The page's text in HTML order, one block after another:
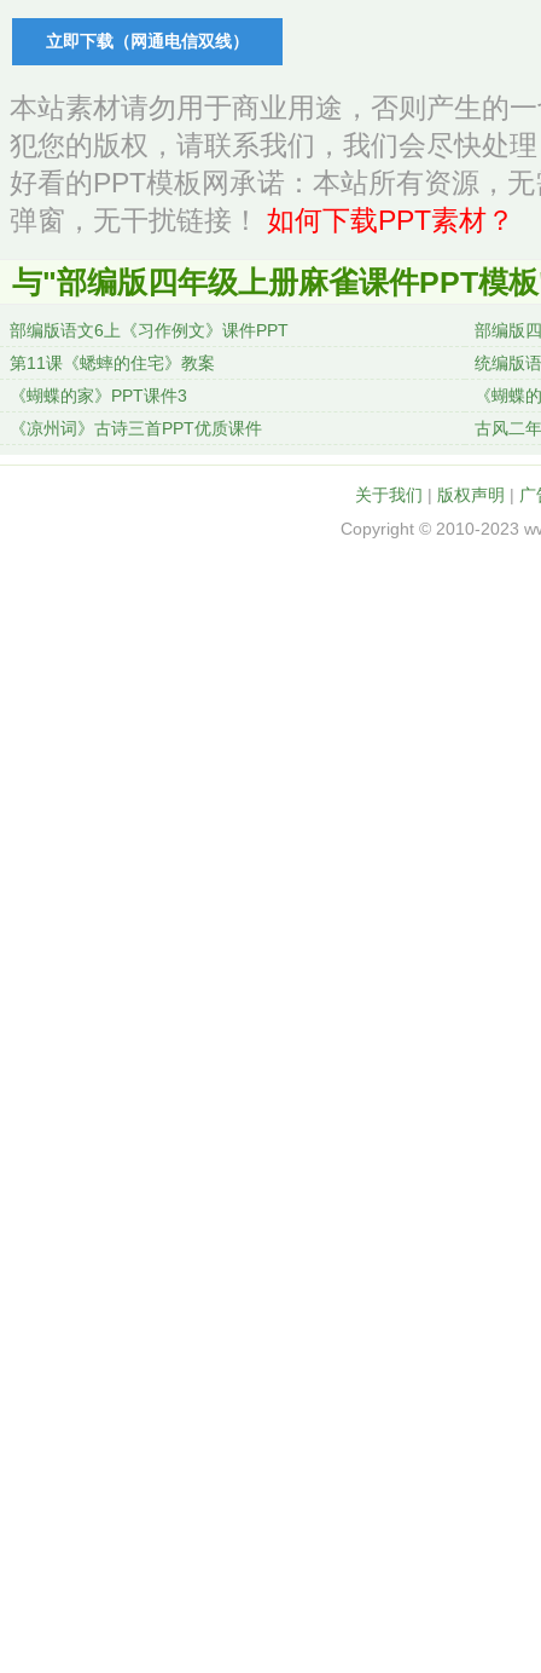
立即下载（网通电信双线）
本站素材请勿用于商业用途，否则产生的
犯您的版权，请联系我们，我们会尽快处
好看的PPT模板网承诺：本站所有资源，
弹窗，无干扰链接！ 如何下载PPT素材？
与"部编版四年级上册麻雀课件PPT模
部编版语文6上《习作例文》课件PPT
部编版
第11课《蟋蟀的住宅》教案
统编版
点+教学
《蝴蝶的家》PPT课件3
《蝴蝶
《凉州词》古诗三首PPT优质课件
古风二
关于我们 | 版权声明 |
Copyright © 2010-2023